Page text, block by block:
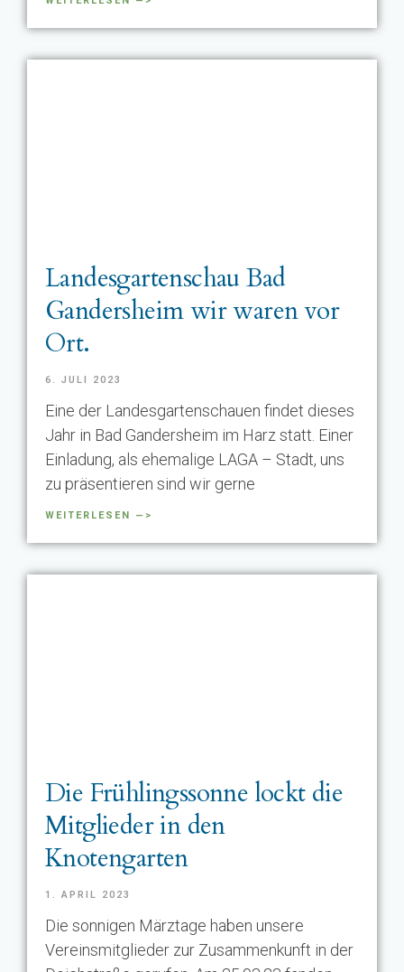
Landesgartenschau Bad
Gandersheim wir waren vor
Ort.
6. JULI 2023
Eine der Landesgartenschauen findet dieses
Jahr in Bad Gandersheim im Harz statt. Einer
Einladung, als ehemalige LAGA – Stadt, uns
zu präsentieren sind wir gerne
WEITERLESEN —>
Die Frühlingssonne lockt die
Mitglieder in den
Knotengarten
1. APRIL 2023
Die sonnigen Märztage haben unsere
Vereinsmitglieder zur Zusammenkunft in der